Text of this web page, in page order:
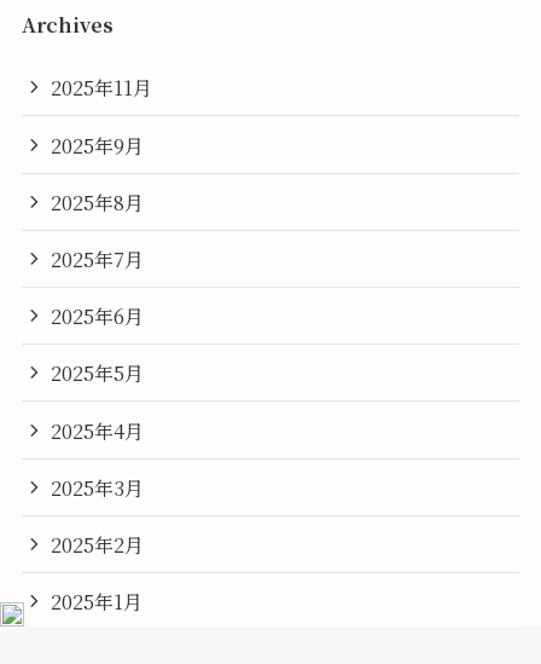
Archives
2025年11月
2025年9月
2025年8月
2025年7月
2025年6月
2025年5月
2025年4月
2025年3月
2025年2月
2025年1月